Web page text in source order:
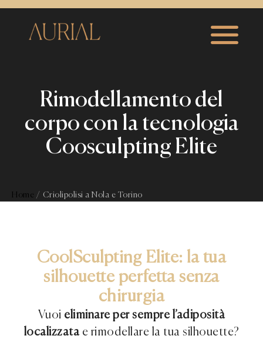
Rimodellamento del
corpo con la tecnologia
Coosculpting Elite
Home / Criolipolisi a Nola e Torino
CoolSculpting Elite: la tua
silhouette perfetta senza
chirurgia
Vuoi eliminare per sempre l’adiposità
localizzatae rimodellare la tua silhouette?